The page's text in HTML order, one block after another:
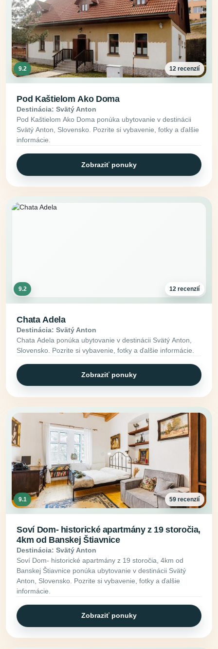
9.2 12 recenzií
Pod Kaštielom Ako Doma
Destinácia: Svätý Anton
Pod Kaštielom Ako Doma ponúka ubytovanie v destinácii
Svätý Anton, Slovensko. Pozrite si vybavenie, fotky a ďalšie
informácie.
Zobraziť ponuky
9.2 12 recenzií
Chata Adela
Destinácia: Svätý Anton
Chata Adela ponúka ubytovanie v destinácii Svätý Anton,
Slovensko. Pozrite si vybavenie, fotky a ďalšie informácie.
Zobraziť ponuky
9.1 59 recenzií
Soví Dom- historické apartmány z 19 storočia,
4km od Banskej Štiavnice
Destinácia: Svätý Anton
Soví Dom- historické apartmány z 19 storočia, 4km od
Banskej Štiavnice ponúka ubytovanie v destinácii Svätý
Anton, Slovensko. Pozrite si vybavenie, fotky a ďalšie
informácie.
Zobraziť ponuky